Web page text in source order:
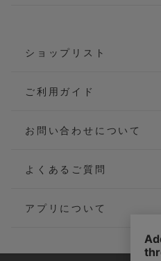
ショップリスト
ご利用ガイド
お問い合わせについて
よくあるご質問
アプリについて